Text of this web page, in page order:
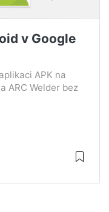
v Google
APK na
ARC Welder bez